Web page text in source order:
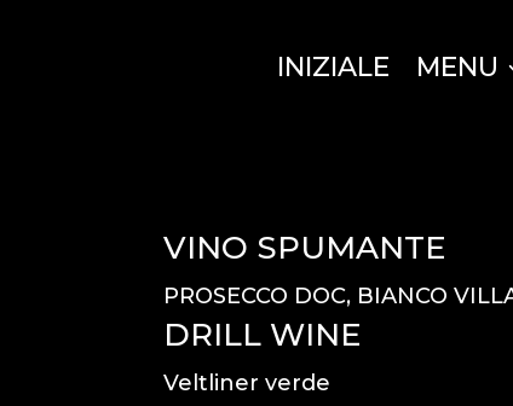
INIZIALE MENU
VINO SPUMANTE
PROSECCO DOC, BIANCO
DRILL WINE
Veltliner verde